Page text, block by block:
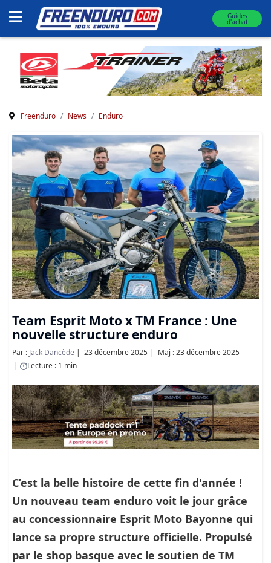
Guides
d'achat
Freenduro News Enduro
Team Esprit Moto x TM France : Une
nouvelle structure enduro
Par : Jack Dancède 23 décembre 2025
Maj : 23 décembre 2025
Lecture : 1 min
C’est la belle histoire de cette fin d'année !
Un nouveau team enduro voit le jour grâce
au concessionnaire Esprit Moto Bayonne qui
lance sa propre structure officielle. Propulsé
par le shop basque avec le soutien de TM